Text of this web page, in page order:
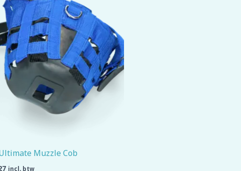
Muzzle Cob
incl. btw